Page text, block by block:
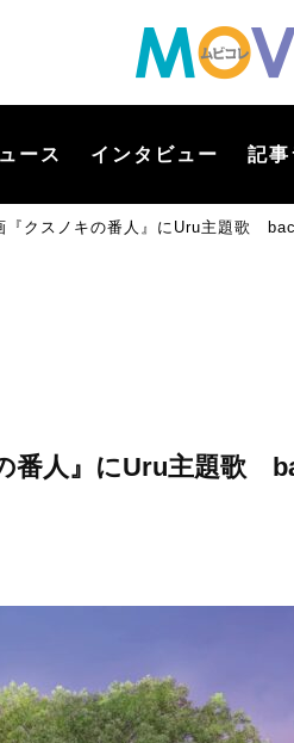
ース インタビュー 記
『クスノキの番人』にUru主題歌
番人』にUru主題歌